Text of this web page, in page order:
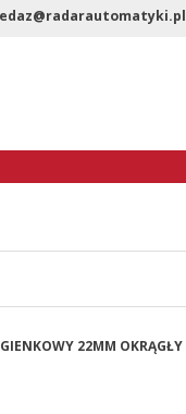
22MM OKRĄGŁY